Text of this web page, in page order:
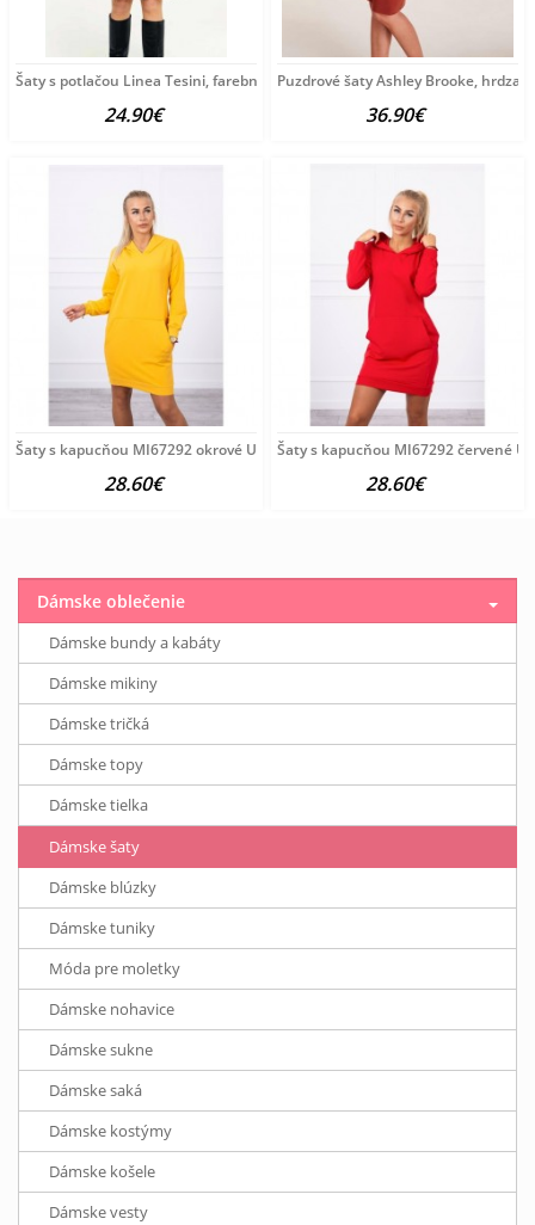
Šaty s potlačou Linea Tesini, farebné
24.90€
Puzdrové šaty Ashley Brooke,
36.90€
Šaty s kapucňou MI67292 okrové Univerzálna Okrová
28.60€
Šaty s kapucňou MI67292 červené
28.60€
Dámske oblečenie
Dámske bundy a kabáty
Dámske mikiny
Dámske tričká
Dámske topy
Dámske tielka
Dámske šaty
Dámske blúzky
Dámske tuniky
Móda pre moletky
Dámske nohavice
Dámske sukne
Dámske saká
Dámske kostýmy
Dámske košele
Dámske vesty